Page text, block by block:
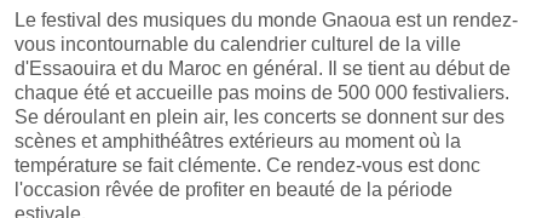
Le festival des musiques du monde Gnaoua est un rendez-
vous incontournable du calendrier culturel de la ville
d'Essaouira et du Maroc en général. Il se tient au début de
chaque été et accueille pas moins de 500 000 festivaliers.
Se déroulant en plein air, les concerts se donnent sur des
scènes et amphithéâtres extérieurs au moment où la
température se fait clémente. Ce rendez-vous est donc
l'occasion rêvée de profiter en beauté de la période